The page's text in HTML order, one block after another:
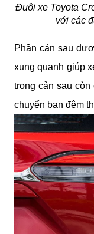
Đuôi xe Toyota
với các
Phần cản sau
xung quanh giúp
trong cản sau
chuyển ban đêm